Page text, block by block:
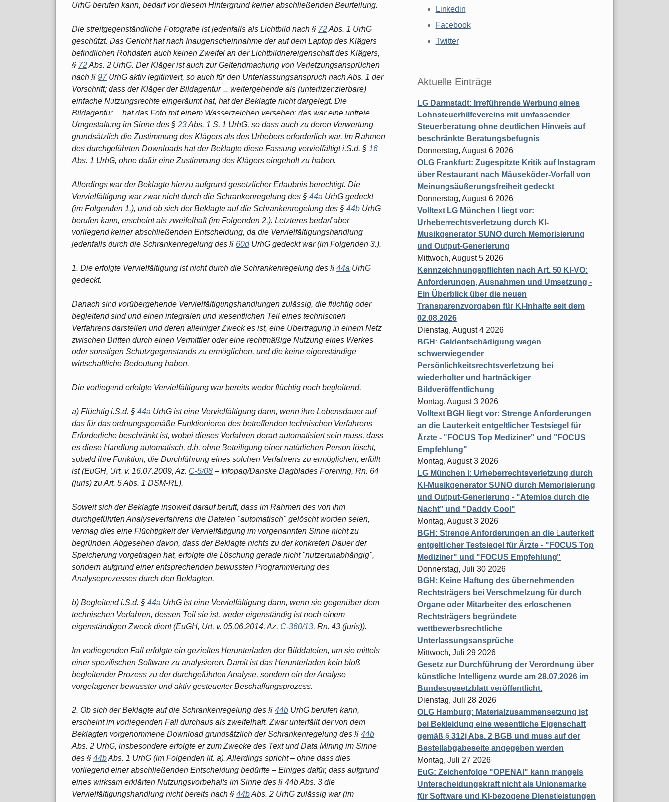
UrhG berufen kann, bedarf vor diesem Hintergrund keiner abschließenden Beurteilung.
Die streitgegenständliche Fotografie ist jedenfalls als Lichtbild nach § 72Abs. 1 UrhG
geschützt. Das Gericht hat nach Inaugenscheinnahme der auf dem Laptop des Klägers
befindlichen Rohdaten auch keinen Zweifel an der Lichtbildnereigenschaft des Klägers,
§ 72Abs. 2 UrhG. Der Kläger ist auch zur Geltendmachung von Verletzungsansprüchen
nach § 97UrhG aktiv legitimiert, so auch für den Unterlassungsanspruch nach Abs. 1 der
Vorschrift; dass der Kläger der Bildagentur ... weitergehende als (unterlizenzierbare)
einfache Nutzungsrechte eingeräumt hat, hat der Beklagte nicht dargelegt. Die
Bildagentur ... hat das Foto mit einem Wasserzeichen versehen; das war eine unfreie
Umgestaltung im Sinne des § 23Abs. 1 S. 1 UrhG, so dass auch zu deren Verwertung
grundsätzlich die Zustimmung des Klägers als des Urhebers erforderlich war. Im Rahmen
des durchgeführten Downloads hat der Beklagte diese Fassung vervielfältigt i.S.d. § 16
Abs. 1 UrhG, ohne dafür eine Zustimmung des Klägers eingeholt zu haben.
Allerdings war der Beklagte hierzu aufgrund gesetzlicher Erlaubnis berechtigt. Die
Vervielfältigung war zwar nicht durch die Schrankenregelung des § 44a UrhG gedeckt
(im Folgenden 1.), und ob sich der Beklagte auf die Schrankenregelung des § 44b UrhG
berufen kann, erscheint als zweifelhaft (im Folgenden 2.). Letzteres bedarf aber
vorliegend keiner abschließenden Entscheidung, da die Vervielfältigungshandlung
jedenfalls durch die Schrankenregelung des § 60dUrhG gedeckt war (im Folgenden 3.).
1. Die erfolgte Vervielfältigung ist nicht durch die Schrankenregelung des § 44a UrhG
gedeckt.
Danach sind vorübergehende Vervielfältigungshandlungen zulässig, die flüchtig oder
begleitend sind und einen integralen und wesentlichen Teil eines technischen
Verfahrens darstellen und deren alleiniger Zweck es ist, eine Übertragung in einem Netz
zwischen Dritten durch einen Vermittler oder eine rechtmäßige Nutzung eines Werkes
oder sonstigen Schutzgegenstands zu ermöglichen, und die keine eigenständige
wirtschaftliche Bedeutung haben.
Die vorliegend erfolgte Vervielfältigung war bereits weder flüchtig noch begleitend.
a) Flüchtig i.S.d. § 44a UrhG ist eine Vervielfältigung dann, wenn ihre Lebensdauer auf
das für das ordnungsgemäße Funktionieren des betreffenden technischen Verfahrens
Erforderliche beschränkt ist, wobei dieses Verfahren derart automatisiert sein muss, dass
es diese Handlung automatisch, d.h. ohne Beteiligung einer natürlichen Person löscht,
sobald ihre Funktion, die Durchführung eines solchen Verfahrens zu ermöglichen, erfüllt
ist (EuGH, Urt. v. 16.07.2009, Az. C-5/08 – Infopaq/Danske Dagblades Forening, Rn. 64
(juris) zu Art. 5 Abs. 1 DSM-RL).
Soweit sich der Beklagte insoweit darauf beruft, dass im Rahmen des von ihm
durchgeführten Analyseverfahrens die Dateien "automatisch" gelöscht worden seien,
vermag dies eine Flüchtigkeit der Vervielfältigung im vorgenannten Sinne nicht zu
begründen. Abgesehen davon, dass der Beklagte nichts zu der konkreten Dauer der
Speicherung vorgetragen hat, erfolgte die Löschung gerade nicht "nutzerunabhängig",
sondern aufgrund einer entsprechenden bewussten Programmierung des
Analyseprozesses durch den Beklagten.
b) Begleitend i.S.d. § 44a UrhG ist eine Vervielfältigung dann, wenn sie gegenüber dem
technischen Verfahren, dessen Teil sie ist, weder eigenständig ist noch einem
eigenständigen Zweck dient (EuGH, Urt. v. 05.06.2014, Az. C-360/13, Rn. 43 (juris)).
Im vorliegenden Fall erfolgte ein gezieltes Herunterladen der Bilddateien, um sie mittels
einer spezifischen Software zu analysieren. Damit ist das Herunterladen kein bloß
begleitender Prozess zu der durchgeführten Analyse, sondern ein der Analyse
vorgelagerter bewusster und aktiv gesteuerter Beschaffungsprozess.
2. Ob sich der Beklagte auf die Schrankenregelung des § 44b UrhG berufen kann,
erscheint im vorliegenden Fall durchaus als zweifelhaft. Zwar unterfällt der von dem
Beklagten vorgenommene Download grundsätzlich der Schrankenregelung des § 44b
Abs. 2 UrhG, insbesondere erfolgte er zum Zwecke des Text und Data Mining im Sinne
des § 44bAbs. 1 UrhG (im Folgenden lit. a). Allerdings spricht ‒ ohne dass dies
vorliegend einer abschließenden Entscheidung bedürfte ‒ Einiges dafür, dass aufgrund
eines wirksam erklärten Nutzungsvorbehalts im Sinne des § 44b Abs. 3 die
Vervielfältigungshandlung nicht bereits nach § 44bAbs. 2 UrhG zulässig war (im
Linkedin
Facebook
Twitter
Aktuelle Einträge
LG Darmstadt: Irreführende Werbung eines
Lohnsteuerhilfevereins mit umfassender
Steuerberatung ohne deutlichen Hinweis auf
beschränkte Beratungsbefugnis
Donnerstag, August 6 2026
OLG Frankfurt: Zugespitzte Kritik auf Instagram
über Restaurant nach Mäuseköder-Vorfall von
Meinungsäußerungsfreiheit gedeckt
Donnerstag, August 6 2026
Volltext LG München I liegt vor:
Urheberrechtsverletzung durch KI-
Musikgenerator SUNO durch Memorisierung
und Output-Generierung
Mittwoch, August 5 2026
Kennzeichnungspflichten nach Art. 50 KI-VO:
Anforderungen, Ausnahmen und Umsetzung -
Ein Überblick über die neuen
Transparenzvorgaben für KI-Inhalte seit dem
02.08.2026
Dienstag, August 4 2026
BGH: Geldentschädigung wegen
schwerwiegender
Persönlichkeitsrechtsverletzung bei
wiederholter und hartnäckiger
Bildveröffentlichung
Montag, August 3 2026
Volltext BGH liegt vor: Strenge Anforderungen
an die Lauterkeit entgeltlicher Testsiegel für
Ärzte - "FOCUS Top Mediziner" und "FOCUS
Empfehlung"
Montag, August 3 2026
LG München I: Urheberrechtsverletzung durch
KI-Musikgenerator SUNO durch Memorisierung
und Output-Generierung - "Atemlos durch die
Nacht" und "Daddy Cool"
Montag, August 3 2026
BGH: Strenge Anforderungen an die Lauterkeit
entgeltlicher Testsiegel für Ärzte - "FOCUS Top
Mediziner" und "FOCUS Empfehlung"
Donnerstag, Juli 30 2026
BGH: Keine Haftung des übernehmenden
Rechtsträgers bei Verschmelzung für durch
Organe oder Mitarbeiter des erloschenen
Rechtsträgers begründete
wettbewerbsrechtliche
Unterlassungsansprüche
Mittwoch, Juli 29 2026
Gesetz zur Durchführung der Verordnung über
künstliche Intelligenz wurde am 28.07.2026 im
Bundesgesetzblatt veröffentlicht.
Dienstag, Juli 28 2026
OLG Hamburg: Materialzusammensetzung ist
bei Bekleidung eine wesentliche Eigenschaft
gemäß § 312j Abs. 2 BGB und muss auf der
Bestellabgabeseite angegeben werden
Montag, Juli 27 2026
EuG: Zeichenfolge "OPENAI" kann mangels
Unterscheidungskraft nicht als Unionsmarke
für Software und KI-bezogene Dienstleistungen